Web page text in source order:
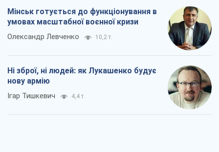
Мінськ готується до функціонування в
умовах масштабної воєнної кризи
Олександр Левченко 10,2 т.
Ні зброї, ні людей: як Лукашенко будує
нову армію
Ігар Тишкевич 4,4 т.